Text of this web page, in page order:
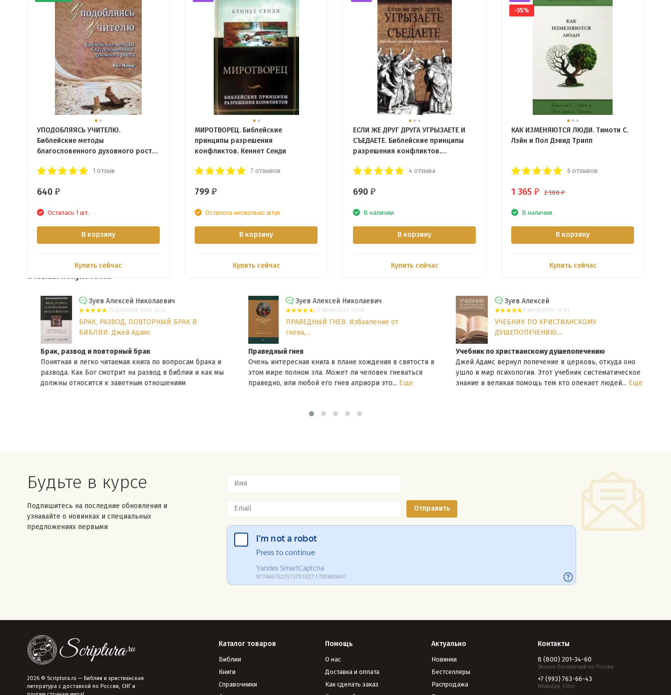
УПОДОБЛЯЯСЬ УЧИТЕЛЮ.
Библейские методы
благословенного духовного роста.
1 отзыв
640 ₽
Осталась 1 шт.
В корзину
Купить сейчас
МИРОТВОРЕЦ. Библейские
принципы разрешения
конфликтов. Кеннет Сенди
7 отзывов
799₽
Осталось несколько штук
В корзину
Купить сейчас
ЕСЛИ ЖЕ ДРУГ ДРУГА УГРЫЗАЕТЕ И
СЪЕДАЕТЕ. Библейские принципы
разрешения конфликтов.
4 отзыва
690 ₽
В наличии
В корзину
Купить сейчас
-35%
КАК ИЗМЕНЯЮТСЯ ЛЮДИ. Тимоти С.
Лэйн и Пол Дэвид Трипп
6 отзывов
1 365 ₽ 2 100₽
В наличии
В корзину
Купить сейчас
Отзывы покупателей
Зуев Алексей Николаевич
28 декабря 2024 12:12
БРАК, РАЗВОД, ПОВТОРНЫЙ БРАК В
БИБЛИИ. Джей Адамс
Брак, развод и повторный брак
Понятная и легко читаемая книга по вопросам брака и
развода. Как Бог смотрит на развод в библии и как мы
должны относится к заветным отношениям
Зуев Алексей Николаевич
23 июля 2024 10:38
ПРАВЕДНЫЙ ГНЕВ. Избавление от
гнева,...
Праведный гнев
Очень интересная книга в плане хождения в святости в
этом мире полном зла. Может ли человек гневаться
праведно, или любой его гнев априори это...Еще
Зуев Алексей
5 июля 2024 13:01
УЧЕБНИК ПО ХРИСТИАНСКОМУ
ДУШЕПОПЕЧЕНИЮ....
Учебник по христианскому душепопечению
Джей Адамс вернул попечение в церковь, откуда оно
ушло в мир психологии. Этот учебник систематическое
знание и великая помощь тем кто опекает людей...Еще
Будьте в курсе
Подпишитесь на последние обновления и
узнавайте о новинках и специальных
предложениях первыми
2026 © Scriptura.ru — Библии и христианская
литература с доставкой по России, СНГ и
Каталог товаров
Библии
Книги
Справочники
Помощь
О нас
Доставка и оплата
Как сделать заказ
Актуально
Новинки
Бестселлеры
Распродажа
Контакты
8 (800) 201-34-60
Звонок бесплатный по России
+7 (993) 763-66-43
WhatsApp, Viber